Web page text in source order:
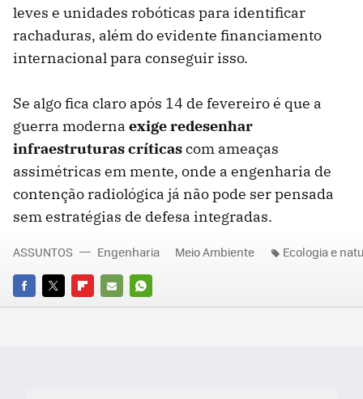
leves e unidades robóticas para identificar
rachaduras, além do evidente financiamento
internacional para conseguir isso.
Se algo fica claro após 14 de fevereiro é que a
guerra moderna exige redesenhar
infraestruturas críticascom ameaças
assimétricas em mente, onde a engenharia de
contenção radiológica já não pode ser pensada
sem estratégias de defesa integradas.
FACEBOOK
TWITTERFLIPBOARD
E-
WHATSAPP
ASSUNTOS Engenharia Meio Ambiente Ecologia e